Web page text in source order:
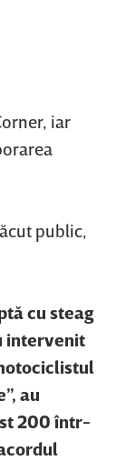
iar
public,
cu steag
intervenit
au
200 într-